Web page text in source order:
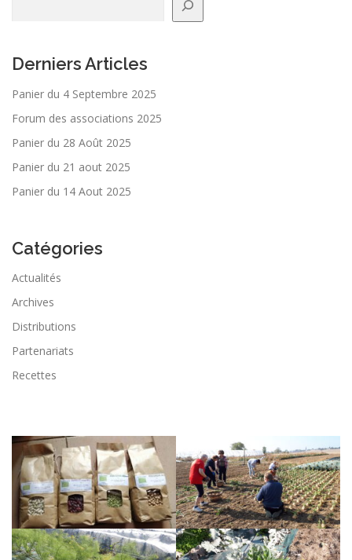
Derniers Articles
Panier du 4 Septembre 2025
Forum des associations 2025
Panier du 28 Août 2025
Panier du 21 aout 2025
Panier du 14 Aout 2025
Catégories
Actualités
Archives
Distributions
Partenariats
Recettes